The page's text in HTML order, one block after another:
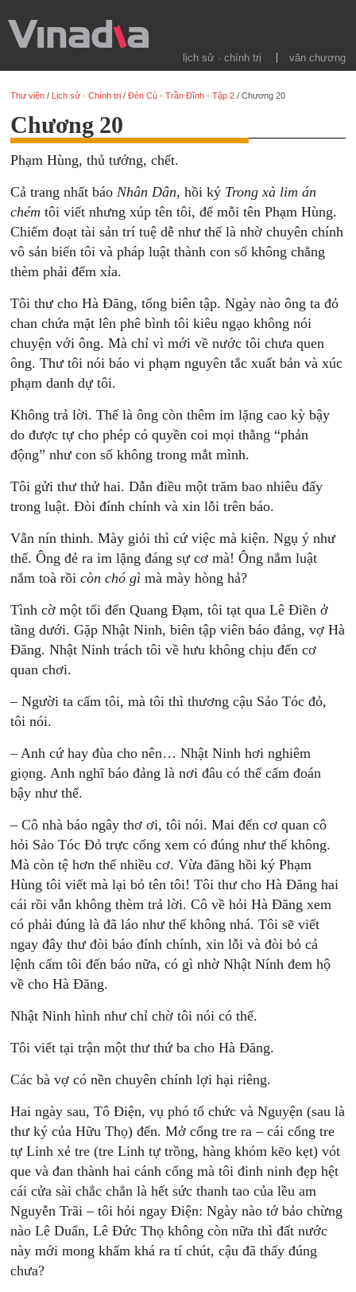
lịch sử · chính trị văn chương
Thư viện / Lịch sử · Chính trị /Đèn Cù - Trần Đĩnh - Tập 2 /Chương 20
Chương 20
Phạm Hùng, thủ tướng, chết.
Cả trang nhất báoNhân Dân, hồi ký Trong xà lim án
chém tôi viết nhưng xúp tên tôi, để mỗi tên Phạm Hùng.
Chiếm đoạt tài sản trí tuệ dễ như thế là nhờ chuyên chính
vô sản biến tôi và pháp luật thành con số không chẳng
thèm phải đếm xỉa.
Tôi thư cho Hà Đăng, tổng biên tập. Ngày nào ông ta đỏ
chan chứa mặt lên phê bình tôi kiêu ngạo không nói
chuyện với ông. Mà chỉ vì mới về nước tôi chưa quen
ông. Thư tôi nói báo vi phạm nguyên tắc xuất bản và xúc
phạm danh dự tôi.
Không trả lời. Thế là ông còn thêm im lặng cao kỳ bậy
do được tự cho phép có quyền coi mọi thằng “phản
động” như con số không trong mắt mình.
Tôi gửi thư thử hai. Dẫn điều một trăm bao nhiêu đấy
trong luật. Đòi đính chính và xin lỗi trên báo.
Vẫn nín thinh. Mày giỏi thì cứ việc mà kiện. Ngụ ý như
thế. Ông đẻ ra im lặng đáng sự cơ mà! Ông nắm luật
nắm toà rồicòn chó gìmà mày hòng hả?
Tình cờ một tối đến Quang Đạm, tôi tạt qua Lê Điền ở
tầng dưới. Gặp Nhật Ninh, biên tập viên báo đảng, vợ Hà
Đăng. Nhật Ninh trách tôi về hưu không chịu đến cơ
quan chơi.
– Người ta cấm tôi, mà tôi thì thương cậu Sảo Tóc đỏ,
tôi nói.
– Anh cứ hay đùa cho nên… Nhật Ninh hơi nghiêm
giọng. Anh nghĩ báo đảng là nơi đâu có thể cấm đoán
bậy như thế.
– Cô nhà báo ngây thơ ơi, tôi nói. Mai đến cơ quan cô
hỏi Sảo Tóc Đỏ trực cổng xem có đúng như thế không.
Mà còn tệ hơn thế nhiều cơ. Vừa đăng hồi ký Phạm
Hùng tôi viết mà lại bỏ tên tôi! Tôi thư cho Hà Đăng hai
cái rồi vẫn không thèm trả lời. Cô về hỏi Hà Đăng xem
có phải đúng là đã láo như thế không nhá. Tôi sẽ viết
ngay đây thư đòi báo đính chính, xin lỗi và đòi bỏ cả
lệnh cấm tôi đến báo nữa, có gì nhờ Nhật Nính đem hộ
về cho Hà Đăng.
Nhật Ninh hình như chỉ chờ tôi nói có thế.
Tôi viết tại trận một thư thứ ba cho Hà Đăng.
Các bà vợ có nền chuyên chính lợi hại riêng.
Hai ngày sau, Tô Điện, vụ phó tổ chức và Nguyện (sau là
thư ký của Hữu Thọ) đến. Mở cổng tre ra – cái cổng tre
tự Linh xẻ tre (tre Linh tự trồng, hàng khóm kẽo kẹt) vót
que và đan thành hai cánh cổng mà tôi đinh ninh đẹp hệt
cái cửa sài chắc chắn là hết sức thanh tao của lều am
Nguyễn Trãi – tôi hỏi ngay Điện: Ngày nào tớ bảo chừng
nào Lê Duẩn, Lê Đức Thọ không còn nữa thì đất nước
này mới mong khấm khá ra tí chút, cậu đã thấy đúng
chưa?